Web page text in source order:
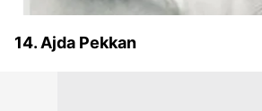
14. Ajda Pekkan